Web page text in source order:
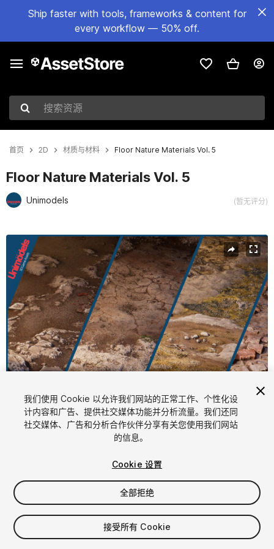
Ship faster with tools, frameworks & content for
every workflow — 50% off.
搜索资源
首页 2D 材质与材料 Floor Nature Materials Vol. 5
Floor Nature Materials Vol. 5
Unimodels (暂无评分)
当前幻灯片：1 / 3
1/3
$9.99
增值税将在结算时计算
我们使用 Cookie 以允许我们网站的正常工作、个性化设
计内容和广告、提供社交媒体功能并分析流量。我们还同
社交媒体、广告和分析合作伙伴分享有关您使用我们网站
的信息。
Cookie 设置
全部拒绝
接受所有 Cookie